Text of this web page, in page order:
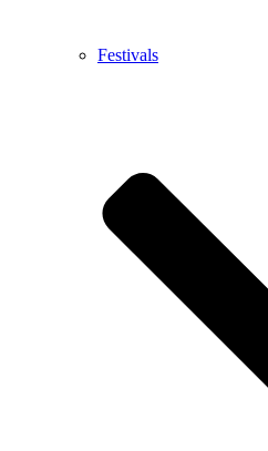
Festivals